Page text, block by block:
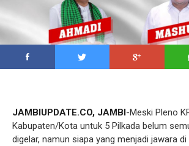
JAMBIUPDATE.CO, JAMBI-Meski Pleno
Kabupaten/Kota untuk 5 Pilkada belum
digelar, namun siapa yang menjadi jawara di